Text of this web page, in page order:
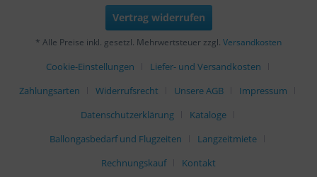
Vertrag widerrufen
* Alle Preise inkl. gesetzl. Mehrwertsteuer zzgl. Versandkosten
Cookie-Einstellungen
Liefer- und Versandkosten
Zahlungsarten
Widerrufsrecht Unsere AGB
Impressum
Datenschutzerklärung
Kataloge
Ballongasbedarf und Flugzeiten
Langzeitmiete
Rechnungskauf
Kontakt